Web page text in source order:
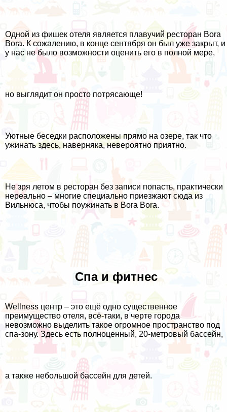
Одной из фишек отеля является плавучий ресторан Bora
Bora. К сожалению, в конце сентября он был уже закрыт, и
у нас не было возможности оценить его в полной мере,
но выглядит он просто потрясающе!
Уютные беседки расположены прямо на озере, так что
ужинать здесь, наверняка, невероятно приятно.
Не зря летом в ресторан без записи попасть, практически
нереально – многие специально приезжают сюда из
Вильнюса, чтобы поужинать в Bora Bora.
Спа и фитнес
Wellness центр – это ещё одно существенное
преимущество отеля, всё-таки, в черте города
невозможно выделить такое огромное пространство под
спа-зону. Здесь есть полноценный, 20-метровый бассейн,
а также небольшой бассейн для детей.